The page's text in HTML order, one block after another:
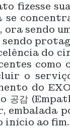
fizesse
ora sendo
sendo
do
como
o
do
공감
embalada
início ao fim.